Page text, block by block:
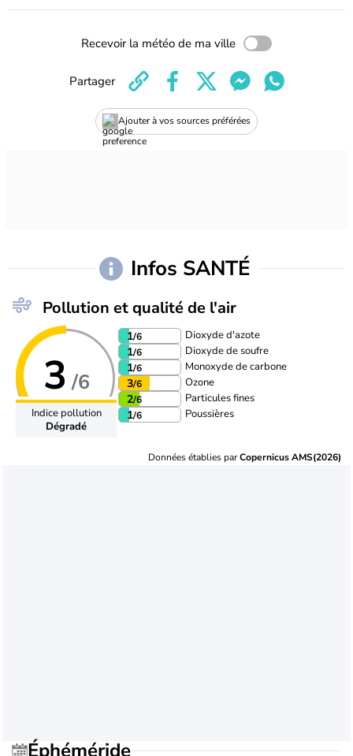
Recevoir la météo de ma ville
Ajouter à vos sources préférées
Partager
Infos SANTÉ
Pollution et qualité de l'air
3 /6
Indice pollution
Dégradé
1/6 Dioxyde d'azote
1/6 Dioxyde de soufre
1/6 Monoxyde de carbone
3/6 Ozone
2/6 Particules fines
1/6 Poussières
Données établies parCopernicus AMS(2026)
Éphéméride